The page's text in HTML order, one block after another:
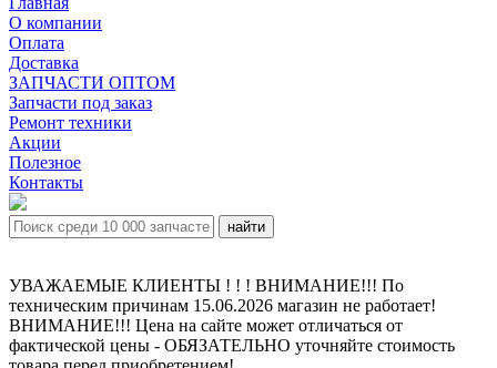
О компании
Оплата
Доставка
ЗАПЧАСТИ ОПТОМ
Запчасти под заказ
Ремонт техники
Акции
Полезное
Контакты
УВАЖАЕМЫЕ КЛИЕНТЫ ! ! ! ВНИМАНИЕ!!! По
техническим причинам 15.06.2026 магазин не работает!
ВНИМАНИЕ!!! Цена на сайте может отличаться от
фактической цены - ОБЯЗАТЕЛЬНО уточняйте стоимость